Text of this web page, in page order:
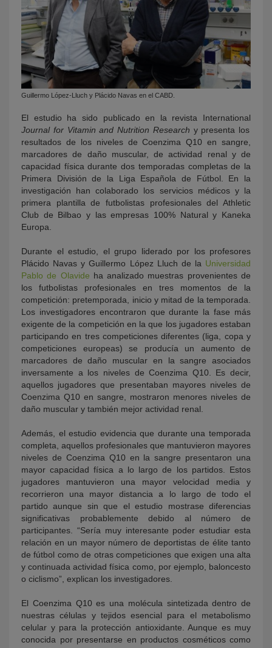
Guillermo López-Lluch y Plácido Navas en el CABD.
El estudio ha sido publicado en la revista International
Journal for Vitamin and Nutrition Research y presenta los
resultados de los niveles de Coenzima Q10 en sangre,
marcadores de daño muscular, de actividad renal y de
capacidad física durante dos temporadas completas de la
Primera División de la Liga Española de Fútbol. En la
investigación han colaborado los servicios médicos y la
primera plantilla de futbolistas profesionales del Athletic
Club de Bilbao y las empresas 100% Natural y Kaneka
Europa.
Durante el estudio, el grupo liderado por los profesores
Plácido Navas y Guillermo López Lluch de la Universidad
Pablo de Olavide ha analizado muestras provenientes de
los futbolistas profesionales en tres momentos de la
competición: pretemporada, inicio y mitad de la temporada.
Los investigadores encontraron que durante la fase más
exigente de la competición en la que los jugadores estaban
participando en tres competiciones diferentes (liga, copa y
competiciones europeas) se producía un aumento de
marcadores de daño muscular en la sangre asociados
inversamente a los niveles de Coenzima Q10. Es decir,
aquellos jugadores que presentaban mayores niveles de
Coenzima Q10 en sangre, mostraron menores niveles de
daño muscular y también mejor actividad renal.
Además, el estudio evidencia que durante una temporada
completa, aquellos profesionales que mantuvieron mayores
niveles de Coenzima Q10 en la sangre presentaron una
mayor capacidad física a lo largo de los partidos. Estos
jugadores mantuvieron una mayor velocidad media y
recorrieron una mayor distancia a lo largo de todo el
partido aunque sin que el estudio mostrase diferencias
significativas probablemente debido al número de
participantes. “Sería muy interesante poder estudiar esta
relación en un mayor número de deportistas de élite tanto
de fútbol como de otras competiciones que exigen una alta
y continuada actividad física como, por ejemplo, baloncesto
o ciclismo”, explican los investigadores.
El Coenzima Q10 es una molécula sintetizada dentro de
nuestras células y tejidos esencial para el metabolismo
celular y para la protección antioxidante. Aunque es muy
conocida por presentarse en productos cosméticos como